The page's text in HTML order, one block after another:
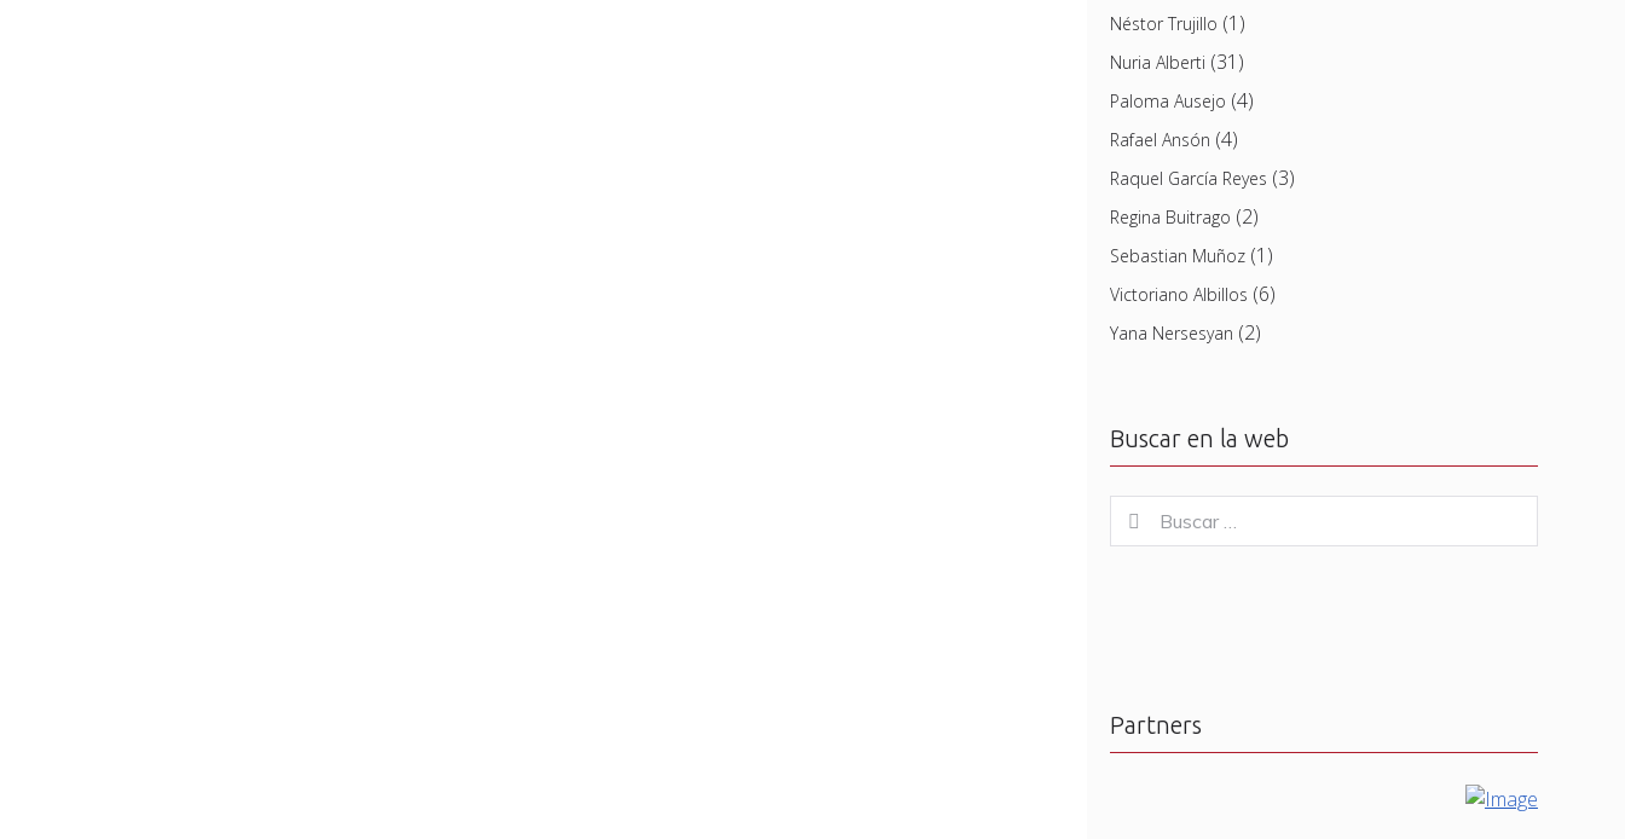
Néstor Trujillo (1)
Nuria Alberti (31)
Paloma Ausejo (4)
Rafael Ansón (4)
Raquel García Reyes (3)
Regina Buitrago (2)
Sebastian Muñoz(1)
Victoriano Albillos (6)
Yana Nersesyan (2)
Buscar en la web
for:
Buscar
Partners